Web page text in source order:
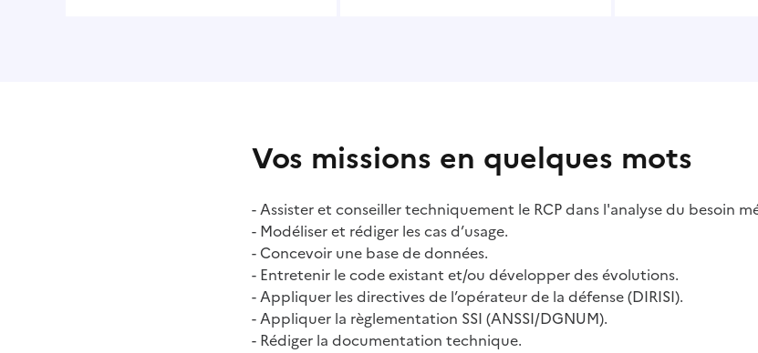
Vos missions en quelques mots
- Assister et conseiller techniquement le RCP dans l'analyse du besoin
- Modéliser et rédiger les cas d’usage.
- Concevoir une base de données.
- Entretenir le code existant et/ou développer des évolutions.
- Appliquer les directives de l’opérateur de la défense (DIRISI).
- Appliquer la règlementation SSI (ANSSI/DGNUM).
- Rédiger la documentation technique.